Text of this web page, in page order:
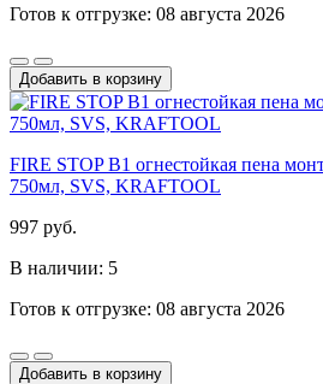
Готов к отгрузке: 08 августа 2026
Добавить в корзину
FIRE STOP B1 огнестойкая пена
750мл, SVS, KRAFTOOL
997 руб.
В наличии: 5
Готов к отгрузке: 08 августа 2026
Добавить в корзину